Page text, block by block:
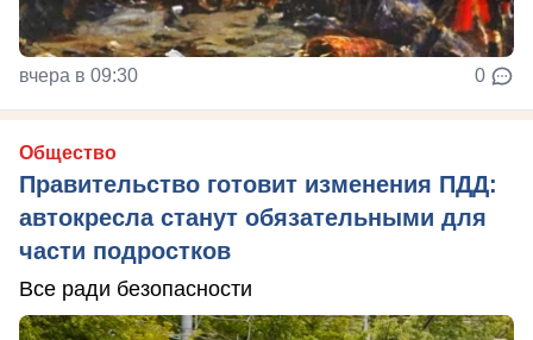
вчера в 09:30 0
Общество
Правительство готовит изменения ПДД:
автокресла станут обязательными для
части подростков
Все ради безопасности